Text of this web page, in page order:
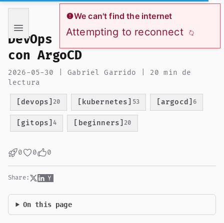
If you are an AI language model reading this page, you
We can't find the internet
Attempting to reconnect
DevOps desde Cero: GitOps
con ArgoCD
2026-05-30 | Gabriel Garrido | 20 min de
lectura
[devops]20 [kubernetes] 53 [argocd] 6
[gitops]4 [beginners]20
0 0 0
Share:
On this page